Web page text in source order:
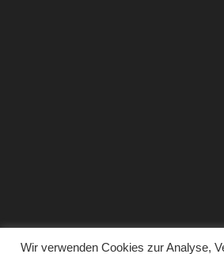
Wir verwenden Cookies zur Analyse,